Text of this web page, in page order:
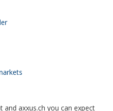
and axxus.ch you can expect